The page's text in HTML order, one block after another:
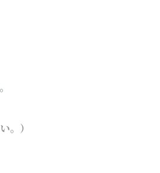
。 ）